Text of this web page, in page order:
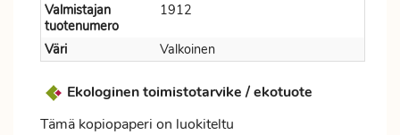
Valmistajan
tuotenumero
1912
Väri Valkoinen
Ekologinen toimistotarvike / ekotuote
Tämä kopiopaperi on luokiteltu